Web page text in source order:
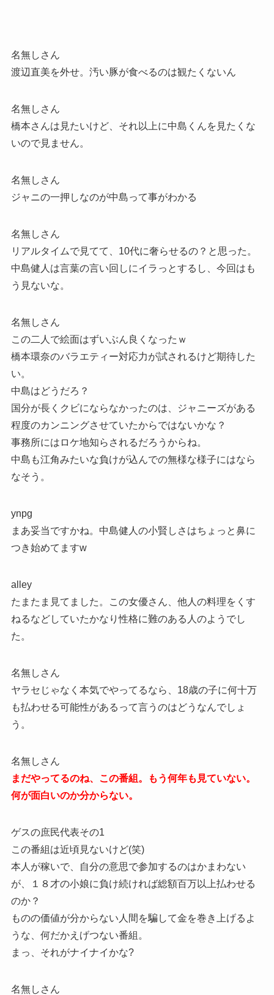
名無しさん
渡辺直美を外せ。汚い豚が食べるのは観たくないん
名無しさん
橋本さんは見たいけど、それ以上に中島くんを見たくな
いので見ません。
名無しさん
ジャニの一押しなのが中島って事がわかる
名無しさん
リアルタイムで見てて、10代に奢らせるの？と思った。
中島健人は言葉の言い回しにイラっとするし、今回はも
う見ないな。
名無しさん
この二人で絵面はずいぶん良くなったｗ
橋本環奈のバラエティー対応力が試されるけど期待した
い。
中島はどうだろ？
国分が長くクビにならなかったのは、ジャニーズがある
程度のカンニングさせていたからではないかな？
事務所にはロケ地知らされるだろうからね。
中島も江角みたいな負けが込んでの無様な様子にはなら
なそう。
ynpg
まあ妥当ですかね。中島健人の小賢しさはちょっと鼻に
つき始めてますw
alley
たまたま見てました。この女優さん、他人の料理をくす
ねるなどしていたかなり性格に難のある人のようでし
た。
名無しさん
ヤラセじゃなく本気でやってるなら、18歳の子に何十万
も払わせる可能性があるって言うのはどうなんでしょ
う。
名無しさん
まだやってるのね、この番組。もう何年も見ていない。
何が面白いのか分からない。
ゲスの庶民代表その1
この番組は近頃見ないけど(笑)
本人が稼いで、自分の意思で参加するのはかまわない
が、１８才の小娘に負け続ければ総額百万以上払わせる
のか？
ものの価値が分からない人間を騙して金を巻き上げるよ
うな、何だかえげつない番組。
まっ、それがナイナイかな?
名無しさん